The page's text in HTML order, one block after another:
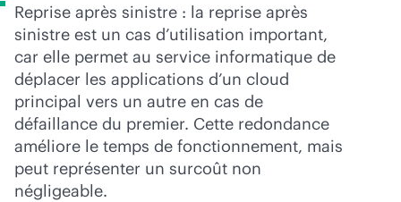
Reprise après sinistre : la reprise après
sinistre est un cas d’utilisation important,
car elle permet au service informatique de
déplacer les applications d’un cloud
principal vers un autre en cas de
défaillance du premier. Cette redondance
améliore le temps de fonctionnement, mais
peut représenter un surcoût non
négligeable.